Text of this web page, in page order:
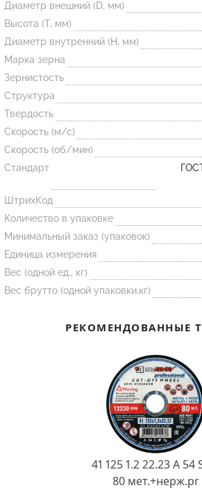
Огнеупорные
изделия
Скачать каталог
Тигель
Муфель
Черпак
Шербер
Трубка
Стержень
Пробка
Подставка
Лодочка
Контакт
Огнеупорная SiC смесь
Диаметр внешний (D, мм)
Высота (T, мм)
Диаметр внутренний (H, мм)
Марка зерна
Зернистость
Структура
Твердость
Скорость (м/с)
Скорость (об/мин)
Стандарт
ШтрихКод
Количество в упаковке
Минимальный заказ (упаковок)
Единица измерения
Вес (одной ед., кг)
Вес брутто (одной упаковки,кг)
РЕКОМЕНДОВАННЫЕ
41 125 1.2 22.23 A 54
80 мет.+нерж.pr